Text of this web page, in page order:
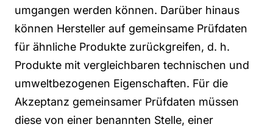
umgangen werden können. Darüber hinaus
können Hersteller auf gemeinsame Prüfdaten
für ähnliche Produkte zurückgreifen, d. h.
Produkte mit vergleichbaren technischen und
umweltbezogenen Eigenschaften. Für die
Akzeptanz gemeinsamer Prüfdaten müssen
diese von einer benannten Stelle, einer